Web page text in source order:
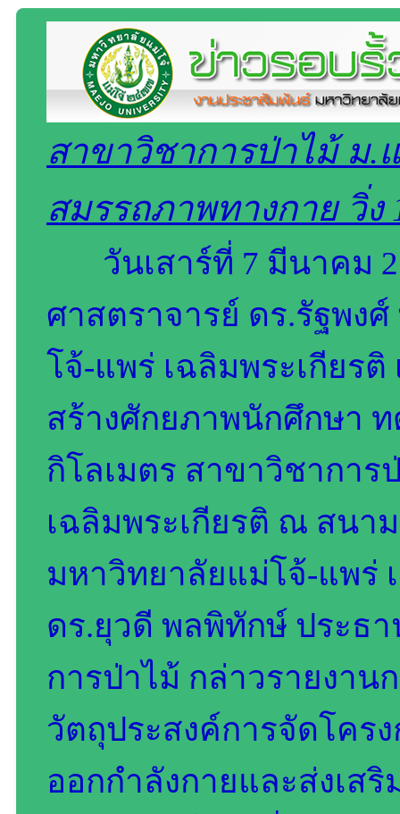
สาขาวิชาการป่าไม้ ม
สมรรถภาพทางกาย วิ่ง
วันเสาร์ที่ 7 มีนาคม
ศาสตราจารย์ ดร.รัฐพ
โจ้-แพร่ เฉลิมพระเกียรติ
สร้างศักยภาพนักศึกษา
กิโลเมตร สาขาวิชากา
เฉลิมพระเกียรติ ณ สนา
มหาวิทยาลัยแม่โจ้-แพร่
ดร.ยุวดี พลพิทักษ์ ประธ
การป่าไม้ กล่าวรายงาน
วัตถุประสงค์การจัดโคร
ออกกำลังกายและส่งเส